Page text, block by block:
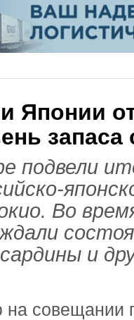
Японии
запаса
Во
и
на совещании